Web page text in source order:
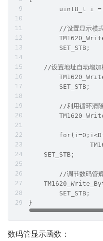
uint8_t i =
//设置显示模
	SET_STB;
//设置地址自动增加
	SET_STB;
//利用循环清
    SET_STB;
//调节数码管
	SET_STB;
}
数码管显示函数：